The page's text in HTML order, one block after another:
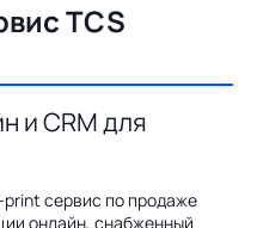
TCS
и CRM для
сервис по продаже
онлайн, снабженный